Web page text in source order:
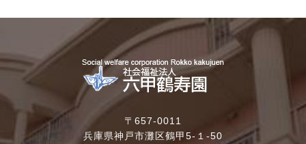
〒657-0011
兵庫県神戸市灘区鶴甲5-１-50